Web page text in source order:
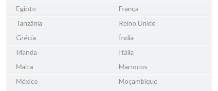
Egipto
França
Tanzânia
Reino Unido
Grécia
Índia
Irlanda
Itália
Malta
Marrocos
México
Moçambique